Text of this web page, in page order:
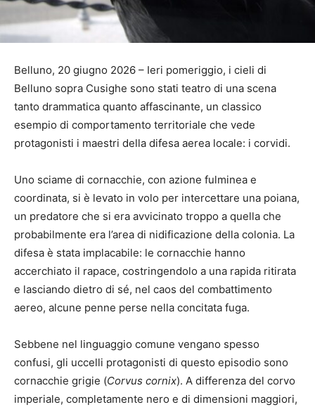
Belluno, 20 giugno 2026 – Ieri pomeriggio, i cieli di
Belluno sopra Cusighe sono stati teatro di una scena
tanto drammatica quanto affascinante, un classico
esempio di comportamento territoriale che vede
protagonisti i maestri della difesa aerea locale: i corvidi.
Uno sciame di cornacchie, con azione fulminea e
coordinata, si è levato in volo per intercettare una poiana,
un predatore che si era avvicinato troppo a quella che
probabilmente era l’area di nidificazione della colonia. La
difesa è stata implacabile: le cornacchie hanno
accerchiato il rapace, costringendolo a una rapida ritirata
e lasciando dietro di sé, nel caos del combattimento
aereo, alcune penne perse nella concitata fuga.
Sebbene nel linguaggio comune vengano spesso
confusi, gli uccelli protagonisti di questo episodio sono
cornacchie grigie (Corvus cornix). A differenza del corvo
imperiale, completamente nero e di dimensioni maggiori,